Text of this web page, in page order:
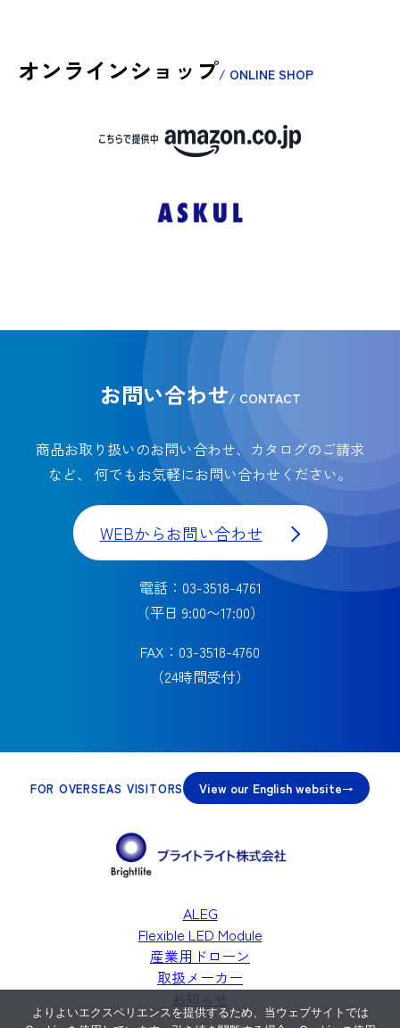
オンラインショップ/ ONLINE SHOP
お問い合わせ/ CONTACT
商品お取り扱いのお問い合わせ、カタログのご請求
など、
何でもお気軽にお問い合わせください。
WEBからお問い合わせ
電話：03-3518-4761
（平日 9:00〜17:00）
FAX：03-3518-4760
（24時間受付）
FOR OVERSEAS VISITORS View our English website
ALEG
Flexible LED Module
産業用ドローン
取扱メーカー
お知らせ
よりよいエクスペリエンスを提供するため、当ウェブサイトでは